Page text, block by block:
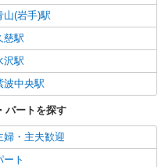
山(岩手)駅
慈駅
沢駅
波中央駅
パートを探す
婦・主夫歓迎
ート